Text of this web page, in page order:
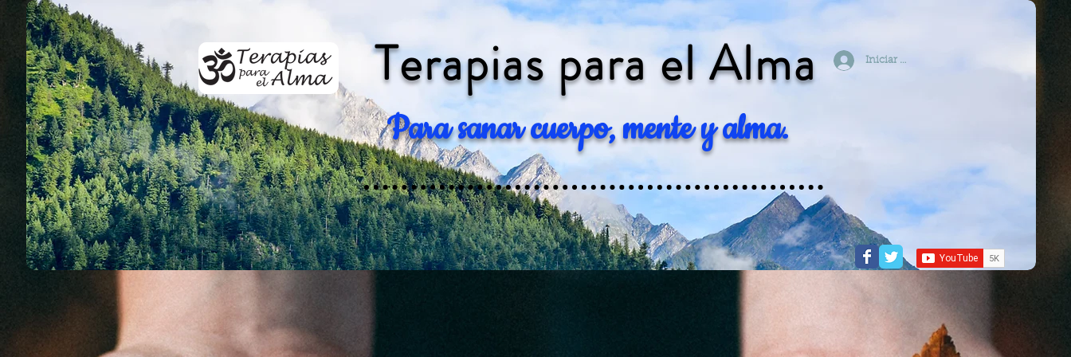
Terapias para el Alma Iniciar sesión
Para sanar cuerpo, mente y alma.